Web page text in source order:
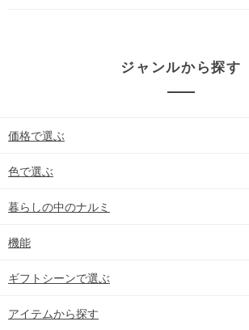
ジャンルから探す
価格で選ぶ
色で選ぶ
暮らしの中のナルミ
機能
ギフトシーンで選ぶ
アイテムから探す